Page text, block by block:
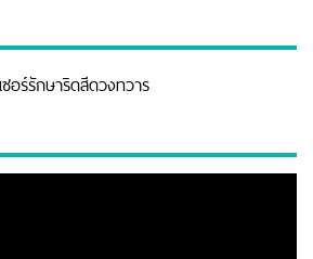
ซอร์รักษาริดสีดวงทวาร